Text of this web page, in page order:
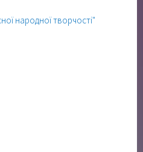
народної творчості"